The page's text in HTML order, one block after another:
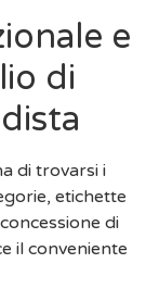
e
di
di trovarsi i
etichette
di
il conveniente